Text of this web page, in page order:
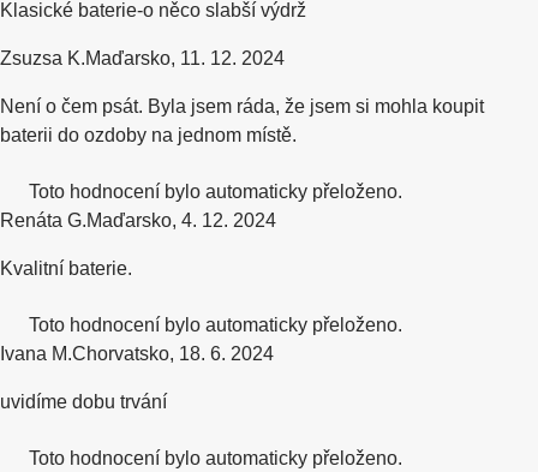
Klasické baterie-o něco slabší výdrž
Zsuzsa K.Maďarsko, 11. 12. 2024
Není o čem psát. Byla jsem ráda, že jsem si mohla koupit
baterii do ozdoby na jednom místě.
Toto hodnocení bylo automaticky přeloženo.
Renáta G.Maďarsko, 4. 12. 2024
Kvalitní baterie.
Toto hodnocení bylo automaticky přeloženo.
Ivana M.Chorvatsko, 18. 6. 2024
uvidíme dobu trvání
Toto hodnocení bylo automaticky přeloženo.